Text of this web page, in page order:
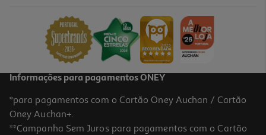
429,99 €
Informações para pagamentos ONEY
*para pagamentos com o Cartão Oney Auchan / Cartão
Oney Auchan+.
**Campanha Sem Juros para pagamentos com o Cartão